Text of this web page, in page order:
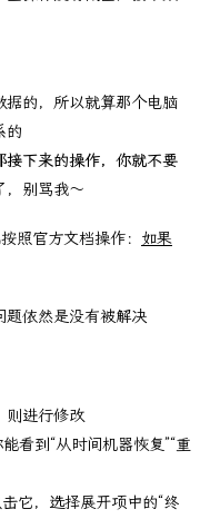
据的，所以就算那个电脑
的
接下来的操作，你就不要
，别骂我～
照官方文档操作： 如果
题依然是没有被解决
则进行修改
看到“从时间机器恢复”“重
它，选择展开项中的“终